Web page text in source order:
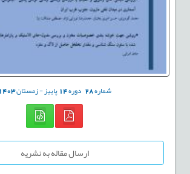
شماره28 دوره14پاییز - زمستان1403
ارسال مقاله به نشریه